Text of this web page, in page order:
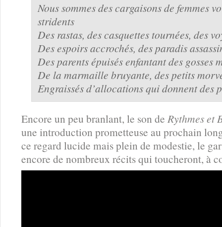
Nous sommes des cargaisons de femmes
stridents
Des rastas, des casquettes tournées, des
Des espoirs accrochés, des paradis
Des parents épuisés enfantant des gosses
De la marmaille bruyante, des petits
Engraissés d’allocations qui donnent des
Encore un peu branlant, le son de Rythmes et
une introduction prometteuse au prochain
ce regard lucide mais plein de modestie, le
encore de nombreux récits qui toucheront, à